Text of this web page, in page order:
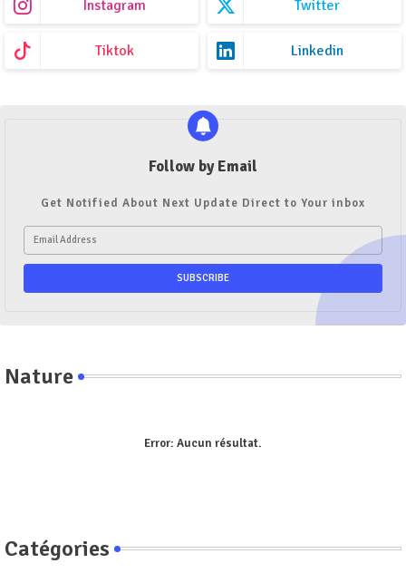
Instagram Twitter
Tiktok Linkedin
Follow by Email
Get Notified About Next Update Direct to Your inbox
Nature
Error: Aucun résultat.
Catégories